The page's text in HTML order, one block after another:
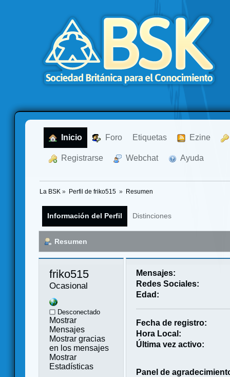
Inicio Foro Etiquetas Ezine
Registrarse Webchat Ayuda
La BSK » Perfil de friko515 » Resumen
Información del Perfil Distinciones
Resumen
friko515
Ocasional
Desconectado
Mostrar
Mensajes
Mostrar gracias
en los mensajes
Mostrar
Estadísticas
Mensajes:
Redes Sociales:
Edad:
Fecha de registro:
Hora Local:
Última vez activo:
Panel de